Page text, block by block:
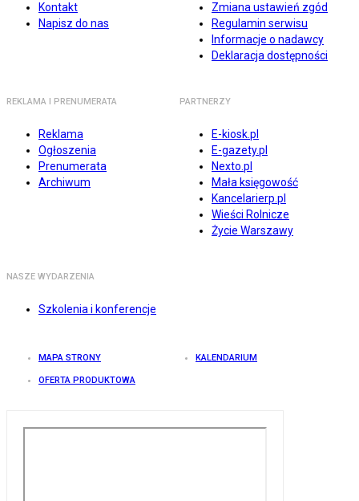
Kontakt
Napisz do nas
Zmiana ustawień zgód
Regulamin serwisu
Informacje o nadawcy
Deklaracja dostępności
REKLAMA I PRENUMERATA
Reklama
Ogłoszenia
Prenumerata
Archiwum
PARTNERZY
E-kiosk.pl
E-gazety.pl
Nexto.pl
Mała księgowość
Kancelarierp.pl
Wieści Rolnicze
Życie Warszawy
NASZE WYDARZENIA
Szkolenia i konferencje
MAPA STRONY KALENDARIUM
OFERTA PRODUKTOWA